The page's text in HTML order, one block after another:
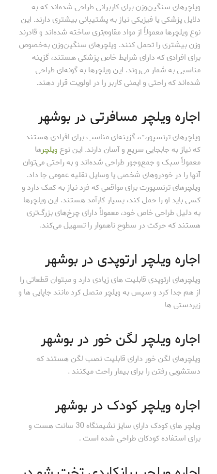
ویلچرهای سنگین‌وزن برای کاربرانی طراحی شده‌اند که به
دلایل پزشکی یا فیزیکی نیاز به پشتیبانی بیشتری دارند. این
نوع ویلچرها معمولاً از مواد مقاوم‌تری ساخته شده‌اند و قادرند
وزن بیشتری را تحمل کنند. ویلچرهای سنگین‌وزن به‌خصوص
برای افرادی که دارای شرایط خاص پزشکی هستند، گزینه
مناسبی به شمار می‌روند. این ویلچرها به گونه‌ای طراحی
شده‌اند که راحتی و ایمنی کاربر را در اولویت قرار دهند.
اجاره ویلچر مسافرتی در بوشهر
ویلچرهای ترنسپورت، گزینه‌ای مناسب برای افرادی هستند
که نیاز به جابجایی سریع و آسان دارند. این نوع ویلچرها
معمولاً سبک و جمع‌وجور طراحی شده‌اند و به راحتی می‌توان
آنها را در خودروهای شخصی یا وسایل نقلیه عمومی جا داد.
ویلچرهای ترنسپورت برای مواقعی که فرد نیاز به کمک دارد و
کسی باید او را حمل کند، بسیار کارآمد هستند. این ویلچرها
به دلیل طراحی خاص خود، معمولاً دارای چرخ‌های بزرگ‌تری
هستند که حرکت در سطوح ناهموار را تسهیل می‌کند.
اجاره ویلچر ارتوپدی در بوشهر
ویلچرهای ارتوپدی قابلیت های زیادی دارد و مبتوان قطعاتی را
از هم جدا کرد و سپس به ویلچر متصل کرد مانند جاپایی ها و
زیردستی ها
اجاره ویلچر لگن خور در بوشهر
ویلچرهای لگن خور دارای قابلیت نصب لگن هستند که
دستشویی رفتن را برای بیمار راحت میکنند .
اجاره ویلچر کودک در بوشهر
ویلچر های کودک دارای سایز نشیمنگاه 30 سانت هست و
برای استفاده کودکان طراحی شده است .